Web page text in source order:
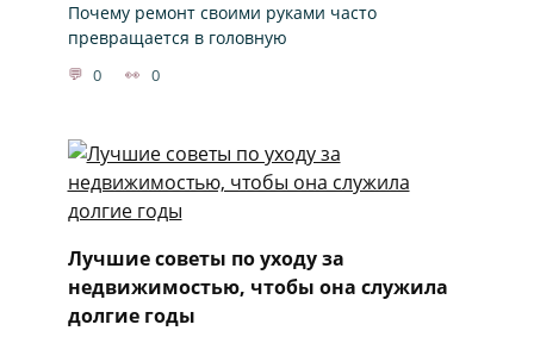
Почему ремонт своими руками часто
превращается в головную
0 0
Лучшие советы по уходу за
недвижимостью, чтобы она служила
долгие годы